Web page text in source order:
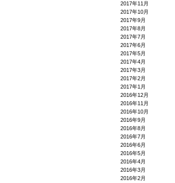
2017年11月
2017年10月
2017年9月
2017年8月
2017年7月
2017年6月
2017年5月
2017年4月
2017年3月
2017年2月
2017年1月
2016年12月
2016年11月
2016年10月
2016年9月
2016年8月
2016年7月
2016年6月
2016年5月
2016年4月
2016年3月
2016年2月